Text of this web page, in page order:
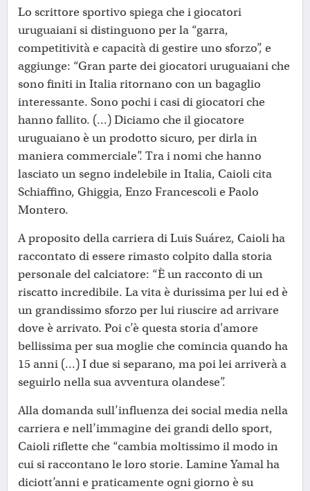
Lo scrittore sportivo spiega che i giocatori
uruguaiani si distinguono per la “garra,
competitività e capacità di gestire uno sforzo”, e
aggiunge: “Gran parte dei giocatori uruguaiani che
sono finiti in Italia ritornano con un bagaglio
interessante. Sono pochi i casi di giocatori che
hanno fallito. (...) Diciamo che il giocatore
uruguaiano è un prodotto sicuro, per dirla in
maniera commerciale”. Tra i nomi che hanno
lasciato un segno indelebile in Italia, Caioli cita
Schiaffino, Ghiggia, Enzo Francescoli e Paolo
Montero.
A proposito della carriera di Luis Suárez, Caioli ha
raccontato di essere rimasto colpito dalla storia
personale del calciatore: “È un racconto di un
riscatto incredibile. La vita è durissima per lui ed è
un grandissimo sforzo per lui riuscire ad arrivare
dove è arrivato. Poi c’è questa storia d'amore
bellissima per sua moglie che comincia quando ha
15 anni (...) I due si separano, ma poi lei arriverà a
seguirlo nella sua avventura olandese”.
Alla domanda sull’influenza dei social media nella
carriera e nell’immagine dei grandi dello sport,
Caioli riflette che “cambia moltissimo il modo in
cui si raccontano le loro storie. Lamine Yamal ha
diciott’anni e praticamente ogni giorno è su